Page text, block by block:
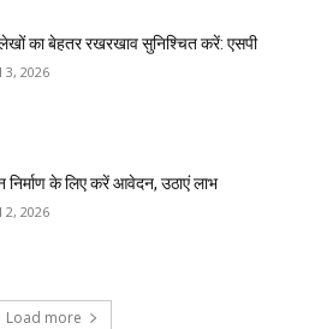
का बेहतर रखरखाव सुनिश्चित करें: एसपी
3, 2026
निर्माण के लिए करें आवेदन, उठाएं लाभ
2, 2026
Load more